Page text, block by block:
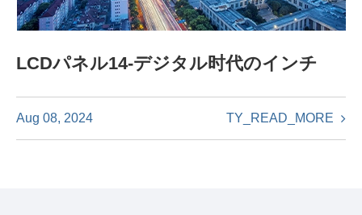
LCDパネル14-デジタル时代のインチ
Aug 08, 2024 TY_READ_MORE